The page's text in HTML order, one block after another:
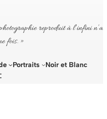
reproduit à l’infini n’a
fois. »
Portraits Noir et Blanc